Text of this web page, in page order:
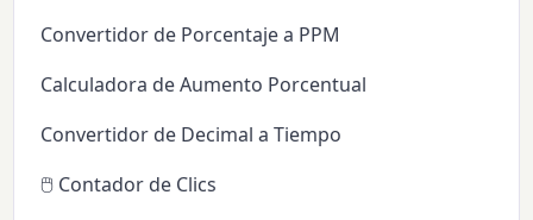
Convertidor de Porcentaje a PPM
Calculadora de Aumento Porcentual
Convertidor de Decimal a Tiempo
🖱️ Contador de Clics